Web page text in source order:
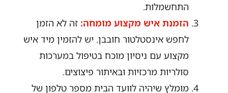
התחשמלות.
הזמנת איש מקצוע מומחה: זה לא הזמן
לחפש אינסטלטור חובבן. יש להזמין מיד איש
מקצוע עם ניסיון מוכח בטיפול במערכות
סולריות מרכזיות ובאיתור פיצוצים.
מומלץ שיהיה לוועד הבית מספר טלפון של